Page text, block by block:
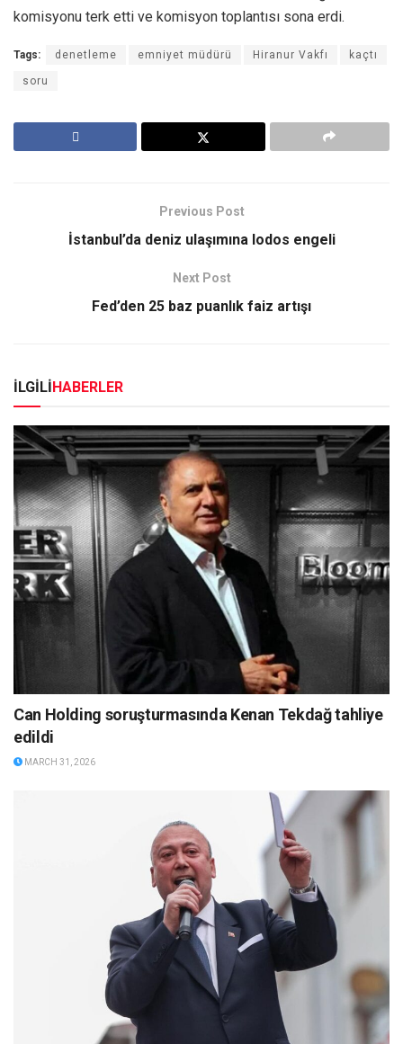
komisyonu terk etti ve komisyon toplantısı sona erdi.
Tags: denetleme emniyet müdürü Hiranur Vakfı kaçtı
soru
Previous Post
İstanbul’da deniz ulaşımına lodos engeli
Next Post
Fed’den 25 baz puanlık faiz artışı
İLGİLİHABERLER
Can Holding soruşturmasında Kenan Tekdağ tahliye
edildi
MARCH 31, 2026